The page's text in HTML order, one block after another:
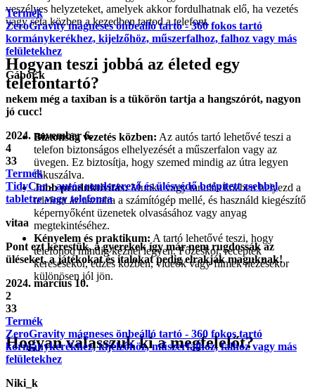
veszélyes helyzeteket, amelyek akkor fordulhatnak elő, ha vezetés
vagy séta közben a kezedben tartod a telefont.
Hogyan teszi jobbá az életed egy
telefontartó?
Biztonság vezetés közben: Az autós tartó lehetővé teszi a
telefon biztonságos elhelyezését a műszerfalon vagy az
üvegen. Ez biztosítja, hogy szemed mindig az útra legyen
fókuszálva.
Jobb produktivitás:Munka vagy tanulás közben helyezd a
telefont az asztalra a számítógép mellé, és használd kiegészítő
képernyőként üzenetek olvasásához vagy anyag
megtekintéséhez.
Kényelem és praktikum: A tartó lehetővé teszi, hogy
telefonod mindig kéznél legyen. Főzéskor, receptek
keresésekor, edzés közben, videók vagy filmek nézésekor
különösen jól jön.
Hogyan válasszuk ki a megfelelőt?
Termék
ZeroGravity mágneses önbeálló tartó - 360 fokos tartó
kormánykerékhez, kijelzőhöz, műszerfalhoz, falhoz vagy más
felületekhez
Gábor.k
nekem még a taxiban is a tükörön tartja a hangszórót, nagyon
jó cucc!
2024. november 6.
4
33
Termék
TidyCar - autós rendszerező és ülésvédő beépített zsebbel
tabletre vagy telefonra
vitaa
Pont ezt kerestük, a gyerekek így már nem rugdossák az
üléseket, a játékokat és italokat pedig elrakják maguknak!
2024. március 10.
2
33
Termék
ZeroGravity mágneses önbeálló tartó - 360 fokos tartó
kormánykerékhez, kijelzőhöz, műszerfalhoz, falhoz vagy más
felületekhez
Niki_k